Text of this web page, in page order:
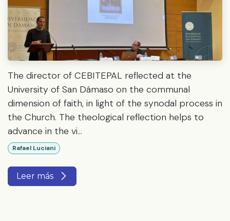
The director of CEBITEPAL reflected at the
University of San Dámaso on the communal
dimension of faith, in light of the synodal process in
the Church. The theological reflection helps to
advance in the vi...
Rafael Luciani
Leer más